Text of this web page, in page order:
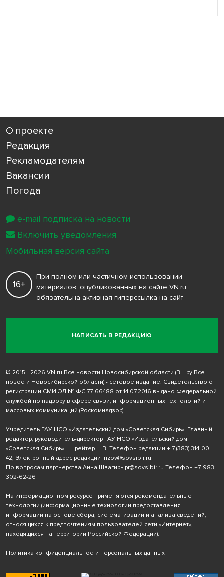
О проекте
Редакция
Рекламодателям
Вакансии
Погода
НАПИСАТЬ В РЕДАКЦИЮ
16+
При полном или частичном использовании
материалов, опубликованных на сайте VN.ru,
обязательна активная гиперссылка на сайт
© 2015 - 2026 VN.ru Все новости Новосибирской области (ВН.ру Все
новости Новосибирской области) - сетевое издание. Свидетельство о
регистрации СМИ ЭЛ № ФС 77-66488 от 14.07.2016 выдано Федеральной
службой по надзору в сфере связи, информационных технологий и
массовых коммуникаций (Роскомнадзор)
Учредитель ГАУ НСО «Издательский дом «Советская Сибирь». Главный
редактор, руководитель-директор ГАУ НСО «Издательский дом
«Советская Сибирь» - Шрейтер Н.В. Телефон редакции + 7 (383) 314-00-
42; Электронный адрес редакции inzov@sovsibir.ru
По вопросам партнерства Анна Швагирь pr@sovsibir.ru Телефон +7-983-
302-62-26
На информационном ресурсе применяются рекомендательные
технологии (информационные технологии предоставления
информации на основе сбора, систематизации и анализа сведений,
относящихся к предпочтениям пользователей сети «Интернет»,
находящихся на территории Российской Федерации).
Политика конфиденциальности персональных данных
e-mail подписка на новости
Включить уведомления
Мобильная версия сайта